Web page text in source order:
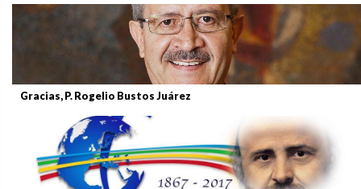
Gracias, P. Rogelio Bustos Juárez